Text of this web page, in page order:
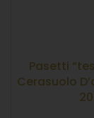
Pasetti
Cerasuolo